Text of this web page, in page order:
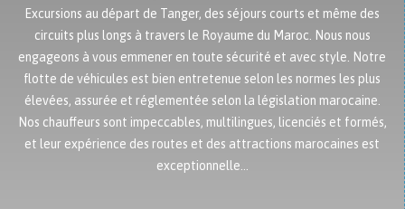
Excursions au départ de Tanger, des séjours courts et même des
circuits plus longs à travers le Royaume du Maroc. Nous nous
engageons à vous emmener en toute sécurité et avec style. Notre
flotte de véhicules est bien entretenue selon les normes les plus
élevées, assurée et réglementée selon la législation marocaine.
Nos chauffeurs sont impeccables, multilingues, licenciés et formés,
et leur expérience des routes et des attractions marocaines est
exceptionnelle…